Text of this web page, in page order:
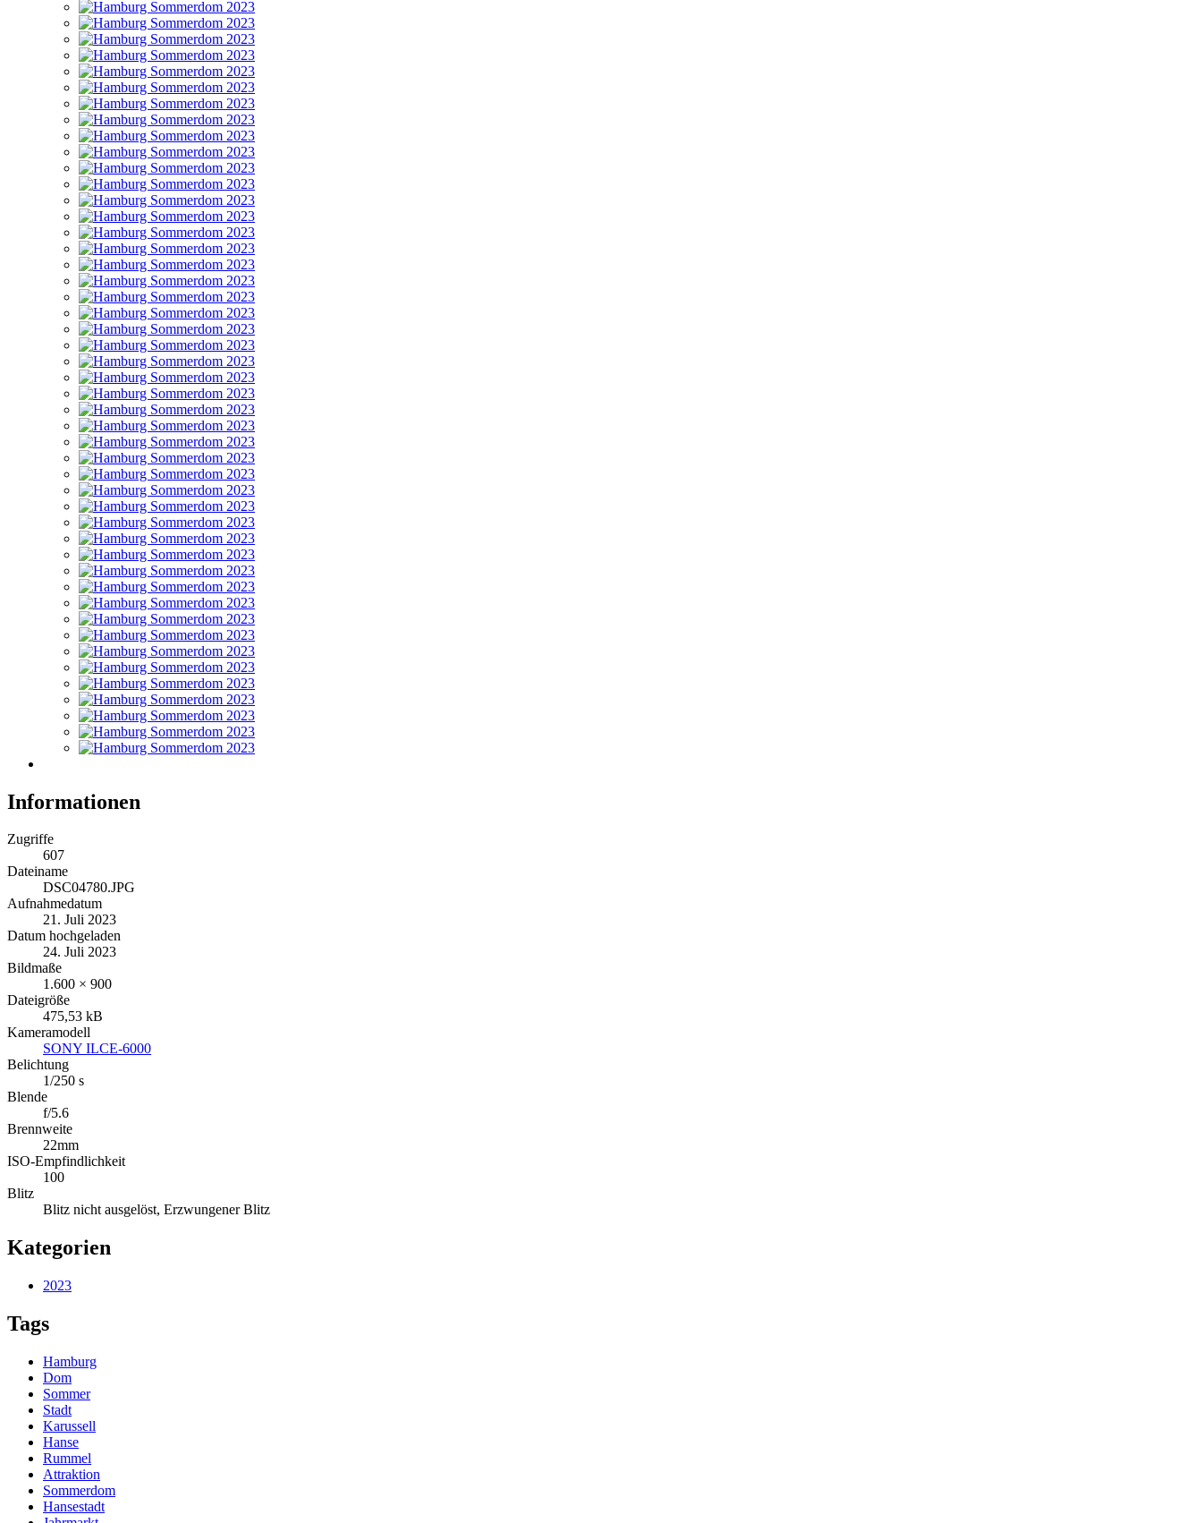
Informationen
Zugriffe
607
Dateiname
DSC04780.JPG
Aufnahmedatum
21. Juli 2023
Datum hochgeladen
24. Juli 2023
Bildmaße
1.600 × 900
Dateigröße
475,53 kB
Kameramodell
SONY ILCE-6000
Belichtung
1/250 s
Blende
f/5.6
Brennweite
22mm
ISO-Empfindlichkeit
100
Blitz
Blitz nicht ausgelöst, Erzwungener Blitz
Kategorien
2023
Tags
Hamburg
Dom
Sommer
Stadt
Karussell
Hanse
Rummel
Attraktion
Sommerdom
Hansestadt